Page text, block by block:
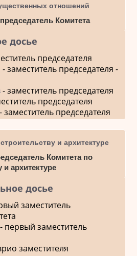
отношений
Комитета
досье
председателя
- заместитель председателя -
- заместитель председателя
председателя
- заместитель председателя
и архитектуре
Комитета по
и архитектуре
досье
заместитель
- первый заместитель
заместителя